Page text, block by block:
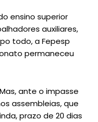
ensino superior
auxiliares,
todo, a Fepesp
permaneceu
ante o impasse
assembleias, que
prazo de 20 dias